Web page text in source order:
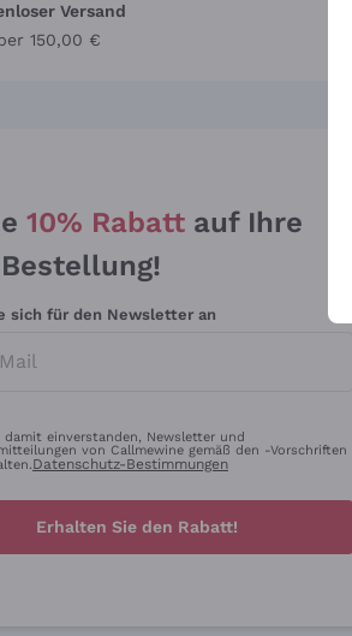
Versand
150,00 €
10% Rabatt auf Ihre
sich für den Newsletter an
damit einverstanden, Newsletter und
von Callmewine gemäß den -Vorschriften
Datenschutz-Bestimmungen
Erhalten Sie den Rabatt!